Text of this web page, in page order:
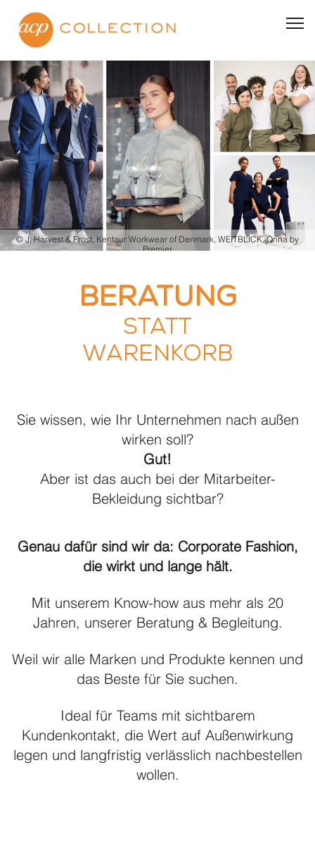
BRANCHEN
Business | Event | Messe
Hotel | Uniform | Housekeeping
Gastronomie | Küche | Catering | Service
Martin Schmid Kochbekleidung
Ärzte | Kliniken | Apotheken
Spa | Kosmetik
Shop | Lebensmittel | Bäckereien
Workwear
Tracht
PHILOSOPHIE
Das Beste aus zwei Welten
So läuft’s mit uns
Warum kein Online – Shop
Darum kein Leasing
Accessoires
acp collection
Arztmantel
Barjacke
Blusen & Hemden – colour
Cool Stretch Hosen
© J. Harvest & Frost, Kentaur Workwear of Denmark, WEITBLICK, Onna by
Premier
BERATUNG
STATT
WARENKORB
Sie wissen, wie Ihr Unternehmen nach außen
wirken soll?
Gut!
Aber ist das auch bei der Mitarbeiter-
Bekleidung sichtbar?
Genau dafür sind wir da: Corporate Fashion,
die wirkt und lange hält.
Mit unserem Know-how aus mehr als 20
Jahren, unserer Beratung & Begleitung.
Weil wir alle Marken und Produkte kennen und
das Beste für Sie suchen.
Ideal für Teams mit sichtbarem
Kundenkontakt, die Wert auf Außenwirkung
legen und langfristig verlässlich nachbestellen
wollen.